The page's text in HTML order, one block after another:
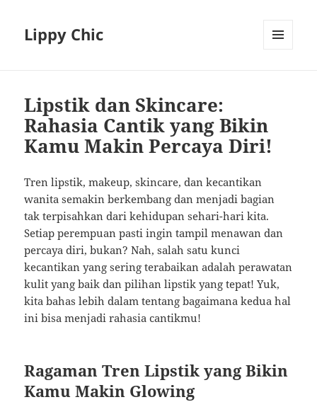
Lippy Chic
Lipstik dan Skincare:
Rahasia Cantik yang Bikin
Kamu Makin Percaya Diri!
Tren lipstik, makeup, skincare, dan kecantikan
wanita semakin berkembang dan menjadi bagian
tak terpisahkan dari kehidupan sehari-hari kita.
Setiap perempuan pasti ingin tampil menawan dan
percaya diri, bukan? Nah, salah satu kunci
kecantikan yang sering terabaikan adalah perawatan
kulit yang baik dan pilihan lipstik yang tepat! Yuk,
kita bahas lebih dalam tentang bagaimana kedua hal
ini bisa menjadi rahasia cantikmu!
Ragaman Tren Lipstik yang Bikin
Kamu Makin Glowing